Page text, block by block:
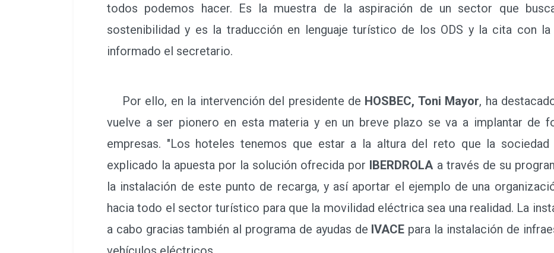
informado el secretario.
Por ello, en la intervención del presidente de
empresas. "Los hoteles tenemos que estar a la altura del reto que la sociedad
explicado la apuesta por la solución ofrecida porIBERDROLAa través de su
la instalación de este punto de recarga, y así aportar el ejemplo de una
hacia todo el sector turístico para que la movilidad eléctrica sea una realidad. La
a cabo gracias también al programa de ayudas deIVACE para la instalación de
vehículos eléctricos.
La actuación de HOSBEC también está teniendo repercusión en el sector hotelero,